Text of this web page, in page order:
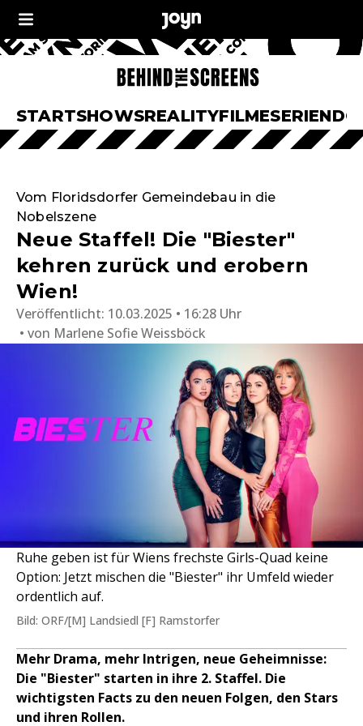
STARTSHOWSREALITYFILMESERIEN
Vom Floridsdorfer Gemeindebau in die
Nobelszene
Neue Staffel! Die "Biester"
kehren zurück und erobern
Wien!
Veröffentlicht: 10.03.2025 • 16:28 Uhr
von Marlene Sofie Weissböck
Ruhe geben ist für Wiens frechste Girls-Quad keine
Option: Jetzt mischen die "Biester" ihr Umfeld wieder
ordentlich auf.
Bild: ORF/[M] Landsiedl [F] Ramstorfer
Mehr Drama, mehr Intrigen, neue Geheimnisse:
Die "Biester" starten in ihre 2. Staffel. Die
wichtigsten Facts zu den neuen Folgen, den Stars
und ihren Rollen.